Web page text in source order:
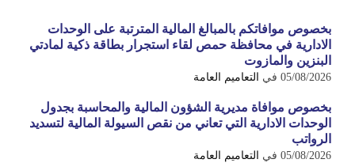
بخصوص موافاتكم بالمبالغ المالية المترتبة على الوحدات
الادارية في محافظة حمص لقاء استجرار بطاقة ذكية لمادتي
البنزين والمازوت
05/08/2026 في التعاميم العامة
بخصوص موافاة مديرية الشؤون المالية والمحاسبة بجدول
الوحدات الادارية التي تعاني من نقص السيولة المالية لتسديد
الرواتب
05/08/2026 في التعاميم العامة